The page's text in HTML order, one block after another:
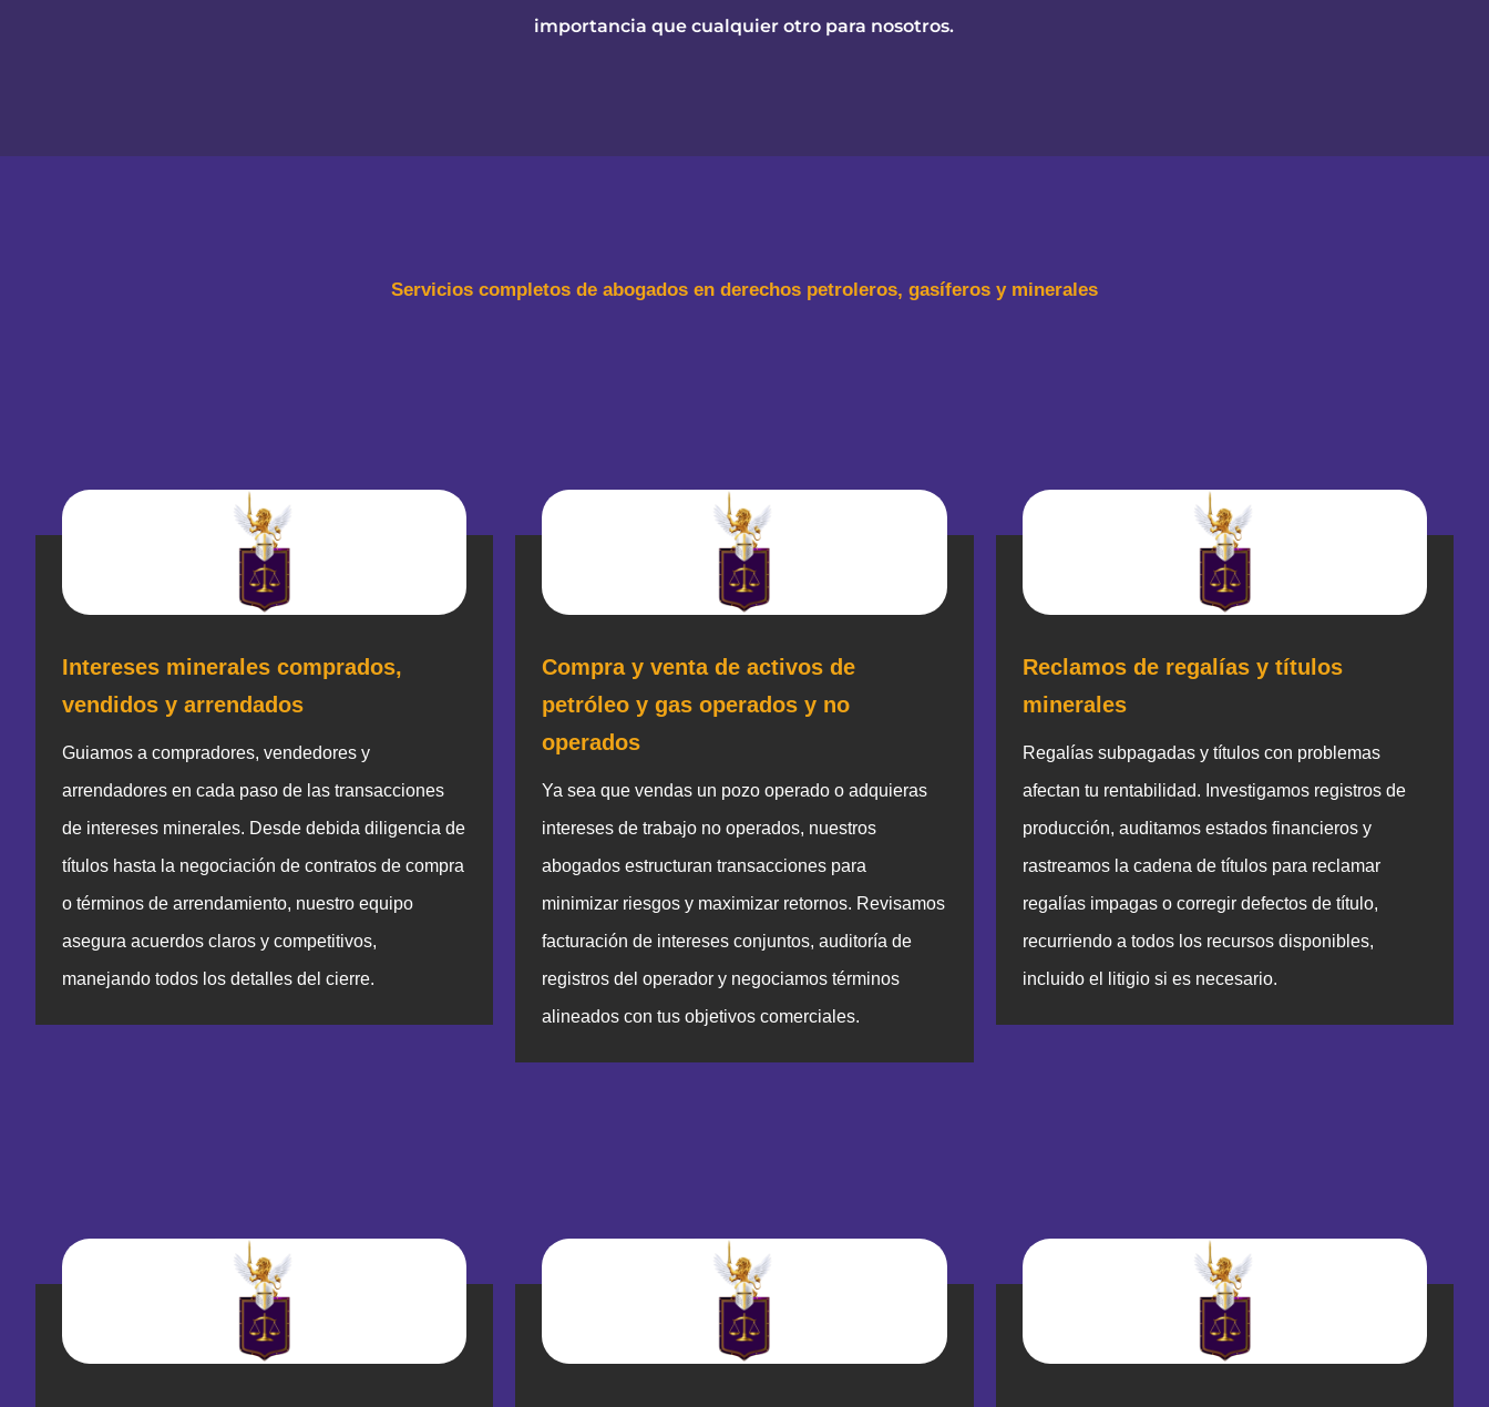
importancia que cualquier otro para nosotros.
Servicios completos de abogados en derechos petroleros, gasíferos y minerales
Intereses minerales comprados,
vendidos y arrendados
Guiamos a compradores, vendedores y
arrendadores en cada paso de las transacciones
de intereses minerales. Desde debida diligencia de
títulos hasta la negociación de contratos de compra
o términos de arrendamiento, nuestro equipo
asegura acuerdos claros y competitivos,
manejando todos los detalles del cierre.
Compra y venta de activos de
petróleo y gas operados y no
operados
Ya sea que vendas un pozo operado o adquieras
intereses de trabajo no operados, nuestros
abogados estructuran transacciones para
minimizar riesgos y maximizar retornos. Revisamos
facturación de intereses conjuntos, auditoría de
registros del operador y negociamos términos
alineados con tus objetivos comerciales.
Reclamos de regalías y títulos
minerales
Regalías subpagadas y títulos con problemas
afectan tu rentabilidad. Investigamos registros de
producción, auditamos estados financieros y
rastreamos la cadena de títulos para reclamar
regalías impagas o corregir defectos de título,
recurriendo a todos los recursos disponibles,
incluido el litigio si es necesario.